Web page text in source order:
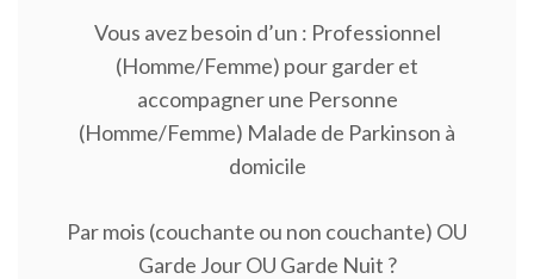
Vous avez besoin d’un : Professionnel
(Homme/Femme) pour garder et
accompagner une Personne
(Homme/Femme) Malade de Parkinson à
domicile
Par mois (couchante ou non couchante) OU
Garde Jour OU Garde Nuit ?